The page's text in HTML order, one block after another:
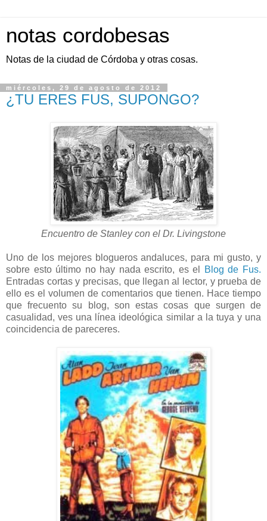
notas cordobesas
Notas de la ciudad de Córdoba y otras cosas.
miércoles, 29 de agosto de 2012
¿TU ERES FUS, SUPONGO?
Encuentro de Stanley con el Dr. Livingstone
Uno de los mejores blogueros andaluces, para mi gusto, y
sobre esto último no hay nada escrito, es el
Blog de Fus.
Entradas cortas y precisas, que llegan al lector, y prueba de
ello es el volumen de comentarios que tienen. Hace tiempo
que frecuento su blog, son estas cosas que surgen de
casualidad, ves una línea ideológica similar a la tuya y una
coincidencia de pareceres.